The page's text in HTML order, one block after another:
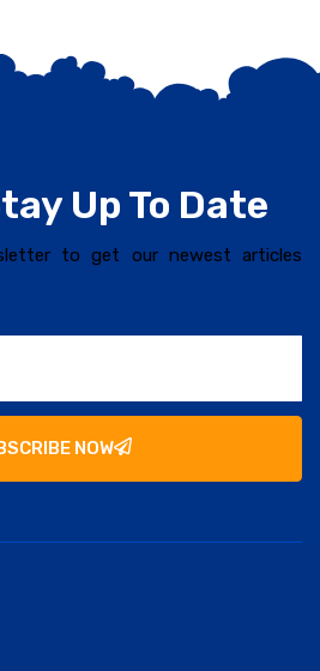
Up To Date
to get our newest articles
NOW